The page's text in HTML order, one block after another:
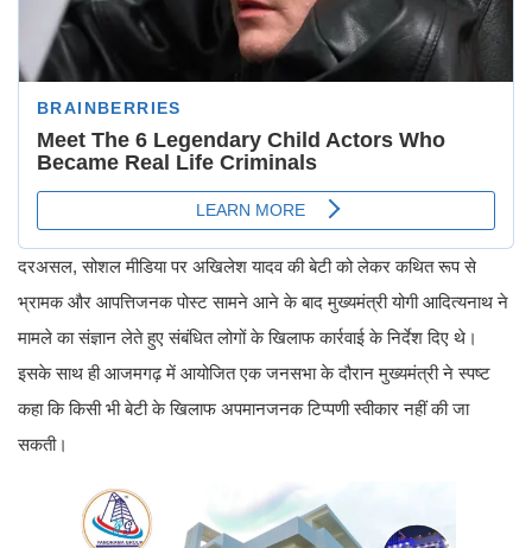
दरअसल, सोशल मीडिया पर अखिलेश यादव की बेटी को लेकर कथित रूप से
भ्रामक और आपत्तिजनक पोस्ट सामने आने के बाद मुख्यमंत्री योगी आदित्यनाथ ने
मामले का संज्ञान लेते हुए संबंधित लोगों के खिलाफ कार्रवाई के निर्देश दिए थे।
इसके साथ ही आजमगढ़ में आयोजित एक जनसभा के दौरान मुख्यमंत्री ने स्पष्ट
कहा कि किसी भी बेटी के खिलाफ अपमानजनक टिप्पणी स्वीकार नहीं की जा
सकती।